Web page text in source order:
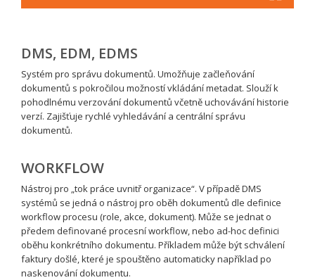
DMS, EDM, EDMS
Systém pro správu dokumentů. Umožňuje začleňování
dokumentů s pokročilou možností vkládání metadat. Slouží k
pohodlnému verzování dokumentů včetně uchovávání historie
verzí. Zajišťuje rychlé vyhledávání a centrální správu
dokumentů.
WORKFLOW
Nástroj pro „tok práce uvnitř organizace“. V případě DMS
systémů se jedná o nástroj pro oběh dokumentů dle definice
workflow procesu (role, akce, dokument). Může se jednat o
předem definované procesní workflow, nebo ad-hoc definici
oběhu konkrétního dokumentu. Příkladem může být schválení
faktury došlé, které je spouštěno automaticky například po
naskenování dokumentu.